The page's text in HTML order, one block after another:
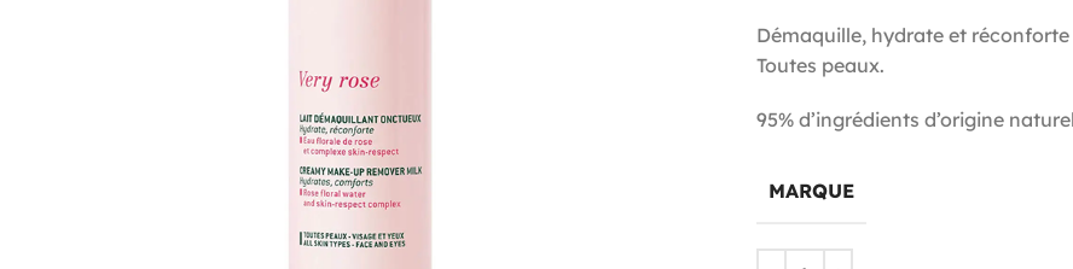
Démaquille, hydrate et réconforte
Toutes peaux.
95% d’ingrédients d’origine
MARQUE